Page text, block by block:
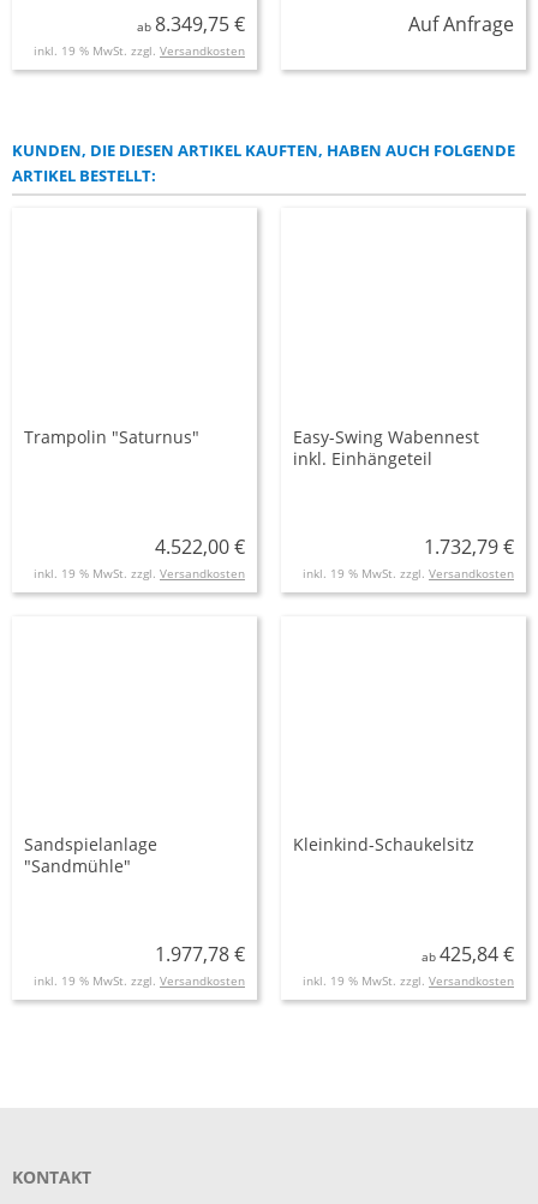
ab 8.349,75 €
inkl. 19 % MwSt. zzgl. Versandkosten
Auf Anfrage
KUNDEN, DIE DIESEN ARTIKEL KAUFTEN, HABEN AUCH FOLGENDE
ARTIKEL BESTELLT:
Trampolin "Saturnus"
4.522,00 €
inkl. 19 % MwSt. zzgl. Versandkosten
Easy-Swing Wabennest
inkl. Einhängeteil
1.732,79 €
inkl. 19 % MwSt. zzgl. Versandkosten
Sandspielanlage
"Sandmühle"
1.977,78 €
inkl. 19 % MwSt. zzgl. Versandkosten
Kleinkind-Schaukelsitz
ab 425,84 €
inkl. 19 % MwSt. zzgl. Versandkosten
KONTAKT